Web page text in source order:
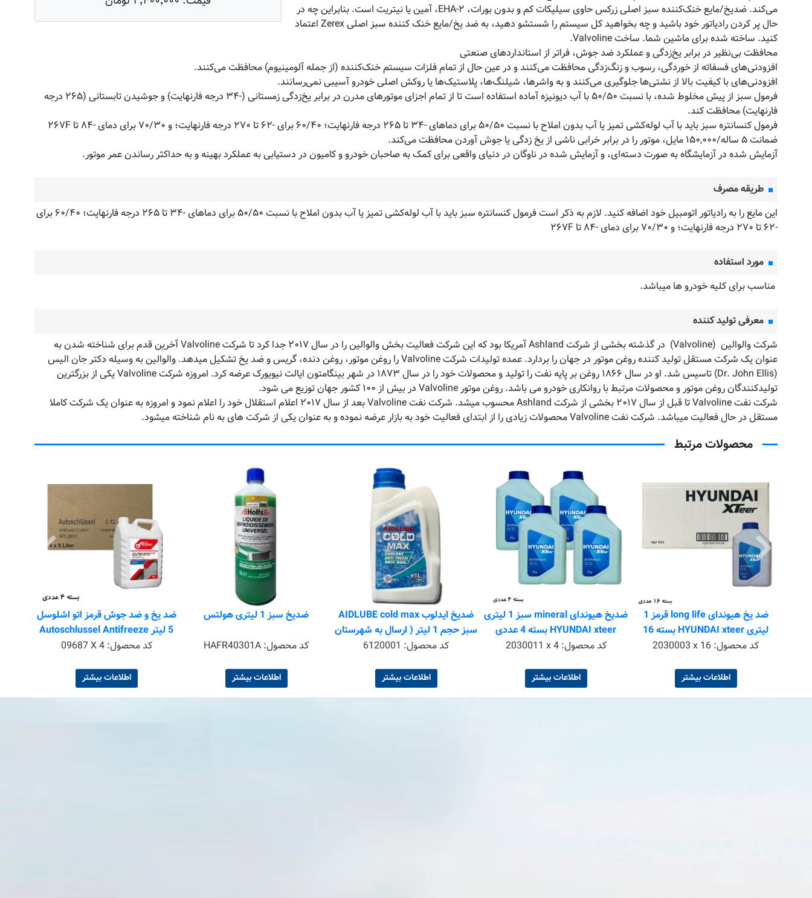
می‌کند. ضدیخ/مایع خنک‌کننده سبز اصلی زرکس حاوی سیلیکات کم و بدون بورات، ۲-EHA، آمین یا نیتریت است. بنابراین چه در
حال پر کردن رادیاتور خود باشید و چه بخواهید کل سیستم را شستشو دهید، به ضد یخ/مایع خنک کننده سبز اصلی Zerex اعتماد
کنید. ساخته شده برای ماشین شما. ساخت Valvoline.
محافظت بی‌نظیر در برابر یخ‌زدگی و عملکرد ضد جوش، فراتر از استانداردهای صنعتی
افزودنی‌های فسفاته از خوردگی، رسوب و زنگ‌زدگی محافظت می‌کنند و در عین حال از تمام فلزات سیستم خنک‌کننده (از جمله آلومینیوم) محافظت می‌کنند.
افزودنی‌های با کیفیت بالا از نشتی‌ها جلوگیری می‌کنند و به واشرها، شیلنگ‌ها، پلاستیک‌ها یا روکش اصلی خودرو آسیبی نمی‌رسانند.
فرمول سبز از پیش مخلوط شده، با نسبت ۵۰/۵۰ با آب دیونیزه آماده استفاده است تا از تمام اجزای موتورهای مدرن در برابر یخ‌زدگی زمستانی (-۳۴ درجه فارنهایت) و جوشیدن تابستانی (۲۶۵ درجه
فارنهایت) محافظت کند.
فرمول کنسانتره سبز باید با آب لوله‌کشی تمیز یا آب بدون املاح با نسبت ۵۰/۵۰ برای دماهای -۳۴ تا ۲۶۵ درجه فارنهایت؛ ۶۰/۴۰ برای -۶۲ تا ۲۷۰ درجه فارنهایت؛ و ۷۰/۳۰ برای دمای -۸۴ تا ۲۶۷F
ضمانت ۵ ساله/۱۵۰,۰۰۰ مایل، موتور را در برابر خرابی ناشی از یخ زدگی یا جوش آوردن محافظت می‌کند.
آزمایش شده در آزمایشگاه به صورت دسته‌ای، و آزمایش شده در ناوگان در دنیای واقعی برای کمک به صاحبان خودرو و کامیون در دستیابی به عملکرد بهینه و به حداکثر رساندن عمر موتور.
طریقه مصرف
این مایع را به رادیاتور اتومبیل خود اضافه کنید. لازم به ذکر است فرمول کنسانتره سبز باید با آب لوله‌کشی تمیز یا آب بدون املاح با نسبت ۵۰/۵۰ برای دماهای -۳۴ تا ۲۶۵ درجه فارنهایت؛ ۶۰/۴۰ برای
-۶۲ تا ۲۷۰ درجه فارنهایت؛ و ۷۰/۳۰ برای دمای -۸۴ تا ۲۶۷F
مورد استفاده
مناسب برای کلیه خودرو ها میباشد.
معرفی تولید کننده
شرکت والوالین (Valvoline) در گذشته بخشی از شرکت Ashland آمریکا بود که این شرکت فعالیت بخش والوالین را در سال ۲۰۱۷ جدا کرد تا شرکت Valvoline آخرین قدم برای شناخته شدن به
عنوان یک شرکت مستقل تولید کننده روغن موتور در جهان را بردارد. عمده تولیدات شرکت Valvoline را روغن موتور، روغن دنده، گریس و ضد یخ تشکیل میدهد. والوالین به وسیله دکتر جان الیس
(Dr. John Ellis) تاسیس شد. او در سال ۱۸۶۶ روغن بر پایه نفت را تولید و محصولات خود را در سال ۱۸۷۳ در شهر بینگامتون ایالت نیویورک عرضه کرد. امروزه شرکت Valvoline یکی از بزرگترین
تولیدکنندگان روغن موتور و محصولات مرتبط با روانکاری خودرو می باشد. روغن موتور Valvoline در بیش از ۱۰۰ کشور جهان توزیع می شود.
شرکت نفت Valvoline تا قبل از سال ۲۰۱۷ بخشی از شرکت Ashland محسوب میشد. شرکت نفت Valvoline بعد از سال ۲۰۱۷ اعلام استقلال خود را اعلام نمود و امروزه به عنوان یک شرکت کاملا
مستقل در حال فعالیت میباشد. شرکت نفت Valvoline محصولات زیادی را از ابتدای فعالیت خود به بازار عرضه نموده و به عنوان یکی از شرکت های به نام شناخته میشود.
محصولات مرتبط
ضد یخ هیوندای long life قرمز 1
لیتری HYUNDAI xteer بسته 16
عددیکد محصول: 2030003 x 16
اطلاعات بیشتر
ضدیخ هیوندای mineral سبز 1 لیتری
HYUNDAI xteer بسته 4 عددی
کد محصول:2030011 x 4
اطلاعات بیشتر
ضدیخ ایدلوب AIDLUBE cold max
سبز حجم 1 لیتر ( ارسال به شهرستان
فقط با هماهنگی قبلی )
کد محصول: 6120001
اطلاعات بیشتر
ضدیخ سبز 1 لیتری هولتس
کد محصول: HAFR40301A
اطلاعات بیشتر
ضد یخ و ضد جوش قرمز اتو اشلوسل
5 لیتر Autoschlussel Antifreeze
Coolant C12 Ready Mix -25 RED
کد محصول:09687 X 4
اطلاعات بیشتر